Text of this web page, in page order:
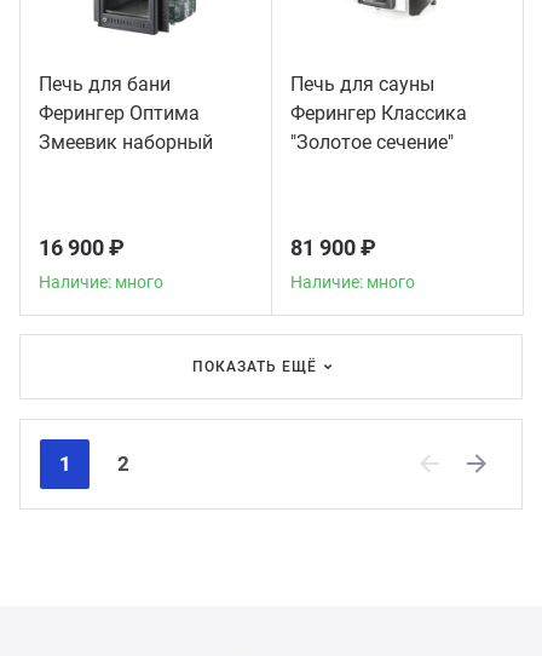
Печь для бани
Ферингер Оптима
Змеевик наборный
16 900 ₽
Наличие: много
Печь для сауны
Ферингер Классика
"Золотое сечение"
81 900 ₽
Наличие: много
ПОКАЗАТЬ ЕЩЁ
1
2